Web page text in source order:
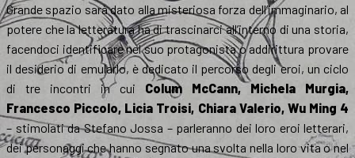
Grande spazio sarà dato alla misteriosa forza dell’immaginario, al
potere che la letteratura ha di trascinarci all’interno di una storia,
facendoci identificare nel suo protagonista o addirittura provare
il desiderio di emularlo, è dedicato il percorso degli eroi, un ciclo
di tre incontri in cui Colum McCann, Michela Murgia,
Francesco Piccolo, Licia Troisi, Chiara Valerio, Wu Ming 4
– stimolati da Stefano Jossa – parleranno dei loro eroi letterari,
dei personaggi che hanno segnato una svolta nella loro vita o nel